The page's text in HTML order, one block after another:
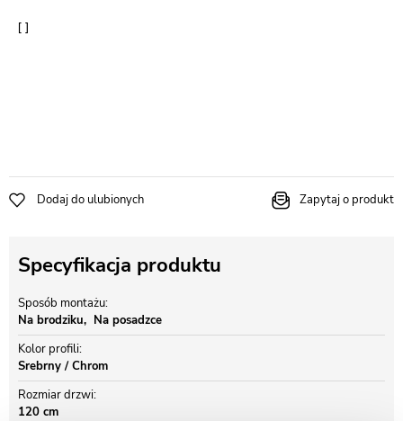
Dodaj do ulubionych Zapytaj o produkt
Specyfikacja produktu
Sposób montażu
Na brodziku
Na posadzce
Kolor profili
Srebrny / Chrom
Rozmiar drzwi
120 cm